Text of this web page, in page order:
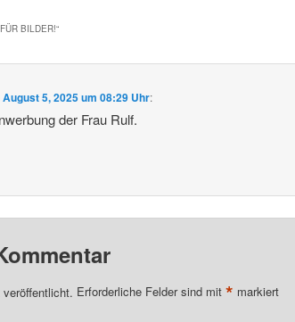
BILDER!“
August 5, 2025 um 08:29 Uhr:
der Frau Rulf.
Erforderliche Felder sind mit * markiert